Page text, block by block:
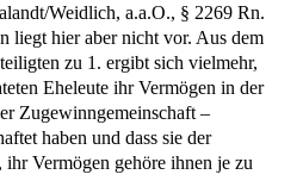
Weidlich, a.a.O., § 2269 Rn.
liegt hier aber nicht vor. Aus dem
zu 1. ergibt sich vielmehr,
Eheleute ihr Vermögen in der
Zugewinngemeinschaft –
haben und dass sie der
Vermögen gehöre ihnen je zu